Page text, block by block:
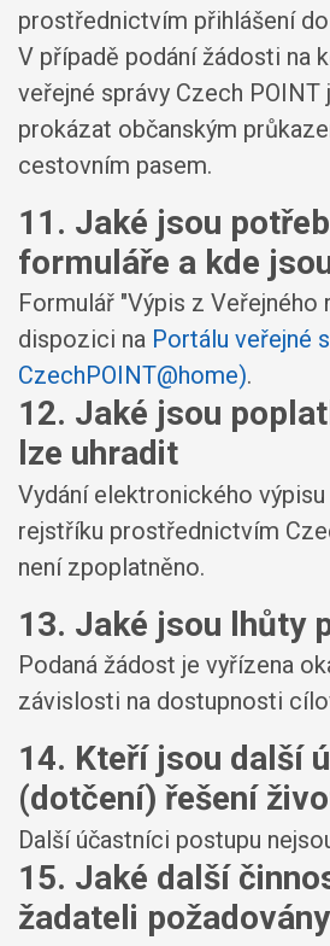
prostřednictvím přihlášení
V případě podání žádosti na
veřejné správy Czech POINT
prokázat občanským
cestovním pasem.
11. Jaké jsou
formuláře a kde
Formulář "Výpis z Veřejného
dispozici na Portálu veřejné
CzechPOINT@home).
12. Jaké jsou
lze uhradit
Vydání elektronického
rejstříku prostřednictvím
není zpoplatněno.
13. Jaké jsou lhůty
Podaná žádost je vyřízena
závislosti na dostupnosti
14. Kteří jsou další
(dotčení) řešení
Další účastníci postupu
15. Jaké další
žadateli požadovány